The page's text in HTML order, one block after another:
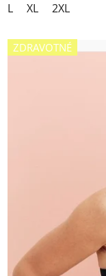
L XL 2XL
ZDRAVOTNÉ